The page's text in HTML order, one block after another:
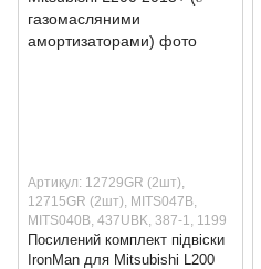
Артикул: 12729GR (2шт),
12715GR (2шт), MITS047B,
MITS040B, 437UBK, 387-1, 1199
Посилений комплект підвіски
IronMan для Mitsubishi L200